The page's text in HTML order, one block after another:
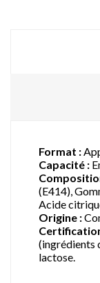
Format :
Capacité :
(E414),
Acide
Origine :
(ingrédients
lactose.